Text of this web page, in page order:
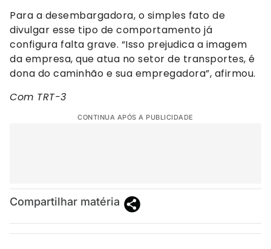
Para a desembargadora, o simples fato de
divulgar esse tipo de comportamento já
configura falta grave. “Isso prejudica a imagem
da empresa, que atua no setor de transportes, é
dona do caminhão e sua empregadora”, afirmou.
Com TRT-3
CONTINUA APÓS A PUBLICIDADE
Compartilhar matéria